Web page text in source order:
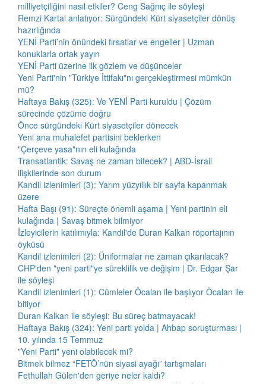
milliyetçiliğini nasıl etkiler? Ceng Sağnıç ile söyleşi
Remzi Kartal anlatıyor: Sürgündeki Kürt siyasetçiler dönüş
hazırlığında
YENİ Parti’nin önündeki fırsatlar ve engeller | Uzman
konuklarla ortak yayın
YENİ Parti üzerine ilk gözlem ve düşünceler
Yeni Parti'nin "Türkiye İttifakı"nı gerçekleştirmesi mümkün
mü?
Haftaya Bakış (325): Ve YENİ Parti kuruldu | Çözüm
sürecinde çözüme doğru
Önce sürgündeki Kürt siyasetçiler dönecek
Yeni ana muhalefet partisini beklerken
"Çerçeve yasa"nın eli kulağında
Transatlantik: Savaş ne zaman bitecek? | ABD-İsrail
ilişkilerinde son durum
Kandil izlenimleri (3): Yarım yüzyıllık bir sayfa kapanmak
üzere
Hafta Başı (91): Süreçte önemli aşama | Yeni partinin eli
kulağında | Savaş bitmek bilmiyor
İzleyicilerin katılımıyla: Kandil'de Duran Kalkan röportajının
öyküsü
Kandil izlenimleri (2): Üniformalar ne zaman çıkarılacak?
CHP'den "yeni parti"ye süreklilik ve değişim | Dr. Edgar Şar
ile söyleşi
Kandil izlenimleri (1): Cümleler Öcalan ile başlıyor Öcalan ile
bitiyor
Duran Kalkan ile söyleşi: Bu süreç batmayacak!
Haftaya Bakış (324): Yeni parti yolda | Ahbap soruşturması |
10. yılında 15 Temmuz
"Yeni Parti" yeni olabilecek mi?
Bitmek bilmez “FETÖ’nün siyasi ayağı” tartışmaları
Fethullah Gülen'den geriye neler kaldı?